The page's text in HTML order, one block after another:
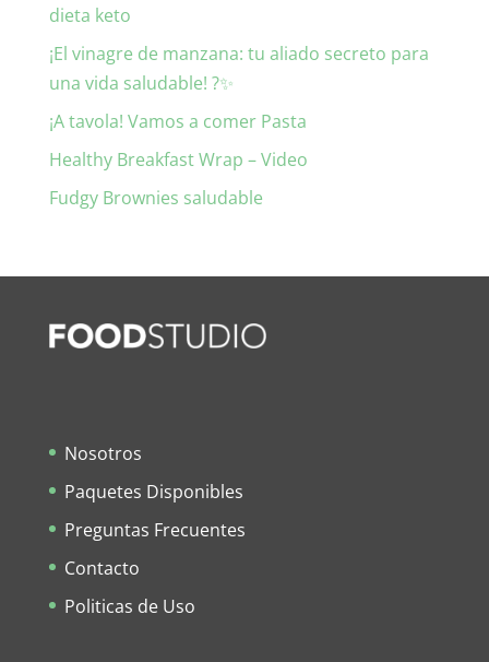
dieta keto
¡El vinagre de manzana: tu aliado secreto para
una vida saludable! ?✨
¡A tavola! Vamos a comer Pasta
Healthy Breakfast Wrap – Video
Fudgy Brownies saludable
Nosotros
Paquetes Disponibles
Preguntas Frecuentes
Contacto
Politicas de Uso